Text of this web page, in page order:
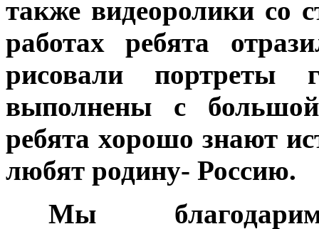
также видеоролики со
работах ребята
рисовали портреты
выполнены с
ребята хорошо знают
любят родину- Россию.
Мы